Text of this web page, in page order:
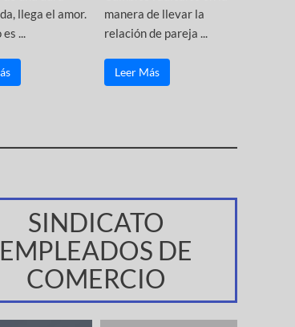
llega el amor.
...
manera de llevar la
relación de pareja ...
Leer Más
SINDICATO
EMPLEADOS DE
COMERCIO